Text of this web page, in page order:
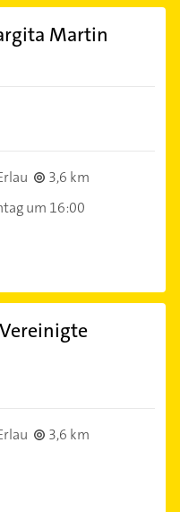
Martin
3,6 km
um 16:00
3,6 km